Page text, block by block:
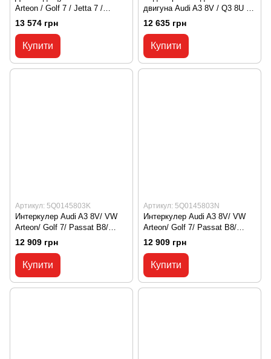
Arteon / Golf 7 / Jetta 7 /
Passat B8 / Tiguan 2 / T-Roc
A11 / Skoda Karoq NU7 VW /
Arteon / Golf / Golf 7 / Jetta /
Jetta 7 / Passat / Passat B8 /
Tiguan / Tiguan 2 / T-Roc / T-
13 574 грн
Купити
двигуна Audi A3 8V / Q3 8U /
VW Arteon / Golf 7 / Golf 8 /
Jetta 7 / Passat B8
5Q0121251GN, 5Q0 121 251
GN
12 635 грн
Купити
Артикул: 5Q0145803K
Интеркулер Audi A3 8V/ VW
Arteon/ Golf 7/ Passat B8/
Tiguan 2/ T-Roc/ Skoda Kodiaq
NS7/ Seat Leon 5F
5Q0145803K, 5Q0 145 803 K
12 909 грн
Купити
Артикул: 5Q0145803N
Интеркулер Audi A3 8V/ VW
Arteon/ Golf 7/ Passat B8/
Tiguan 2/ T-Roc/ Skoda Kodiaq
NS7/ Seat Leon 5F
5Q0145803N, 5Q0 145 803 N
12 909 грн
Купити